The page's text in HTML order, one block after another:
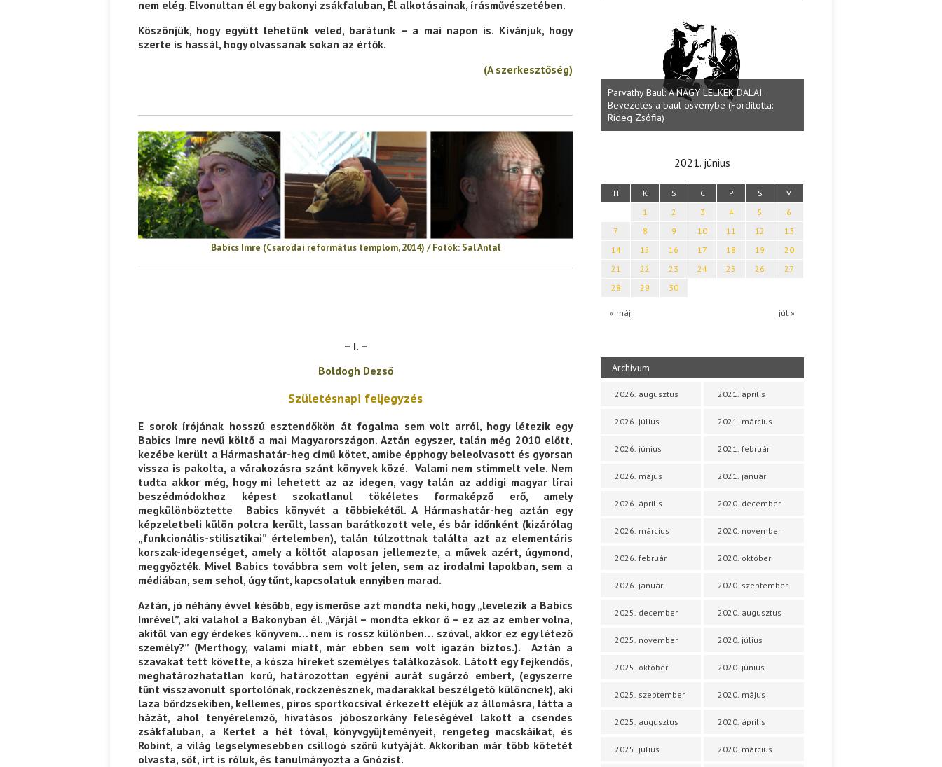
nem elég. Elvonultan él egy bakonyi zsákfaluban, Él alkotásainak, írásművészetében.
Köszönjük, hogy együtt lehetünk veled, barátunk – a mai napon is. Kívánjuk, hogy
szerte is hassál, hogy olvassanak sokan az értők.
(A szerkesztőség)
Babics Imre (Csarodai református templom, 2014) / Fotók: Sal Antal
– I. –
Boldogh Dezső
Születésnapi feljegyzés
E sorok írójának hosszú esztendőkön át fogalma sem volt arról, hogy létezik egy
Babics Imre nevű költő a mai Magyarországon. Aztán egyszer, talán még 2010 előtt,
kezébe került a Hármashatár-heg című kötet, amibe épphogy beleolvasott és gyorsan
vissza is pakolta, a várakozásra szánt könyvek közé. Valami nem stimmelt vele. Nem
tudta akkor még, hogy mi lehetett az az idegen, vagy talán az addigi magyar lírai
beszédmódokhoz képest szokatlanul tökéletes formaképző erő, amely
megkülönböztette Babics könyvét a többiekétől. A Hármashatár-heg aztán egy
képzeletbeli külön polcra került, lassan barátkozott vele, és bár időnként (kizárólag
„funkcionális-stilisztikai” értelemben), talán túlzottnak találta azt az elementáris
korszak-idegenséget, amely a költőt alaposan jellemezte, a művek azért, úgymond,
meggyőzték. Mivel Babics továbbra sem volt jelen, sem az irodalmi lapokban, sem a
médiában, sem sehol, úgy tűnt, kapcsolatuk ennyiben marad.
Aztán, jó néhány évvel később, egy ismerőse azt mondta neki, hogy „levelezik a Babics
Imrével”, aki valahol a Bakonyban él. „Várjál – mondta ekkor ő – ez az az ember volna,
akitől van egy érdekes könyvem… nem is rossz különben… szóval, akkor ez egy létező
személy?” (Merthogy, valami miatt, már ebben sem volt igazán biztos.). Aztán a
szavakat tett követte, a kósza híreket személyes találkozások. Látott egy fejkendős,
meghatározhatatlan korú, határozottan egyéni aurát sugárzó embert, (egyszerre
tűnt visszavonult sportolónak, rockzenésznek, madarakkal beszélgető különcnek), aki
laza bőrdzsekiben, kellemes, piros sportkocsival érkezett eléjük az állomásra, látta a
házát, ahol tenyérelemző, hivatásos jóboszorkány feleségével lakott a csendes
zsákfaluban, a Kertet a hét tóval, könyvgyűjteményeit, rengeteg macskáikat, és
Robint, a világ legselymesebben csillogó szőrű kutyáját. Akkoriban már több kötetét
olvasta, sőt, írt is róluk, és tanulmányozta a Gnózist.
Marietta: Szavak a fényből
Rideg Zsófia)
Halmai Tamás: Megválaszolt érintés. Leveles
Ibolya költői világa
2021. június
H K S C P S V
« máj júl »
1 2 3 4 5
6
7
8 9 10 11 12
13
14
15 16 17 18 19
20
21
22 23 24 25 26
27
28
29 30
Archívum
2026. augusztus
2026. július
2026. június
2026. május
2026. április
2026. március
2026. február
2026. január
2025. december
2025. november
2025. október
2025. szeptember
2025. augusztus
2025. július
2021. április
2021. március
2021. február
2021. január
2020. december
2020. november
2020. október
2020. szeptember
2020. augusztus
2020. július
2020. június
2020. május
2020. április
2020. március